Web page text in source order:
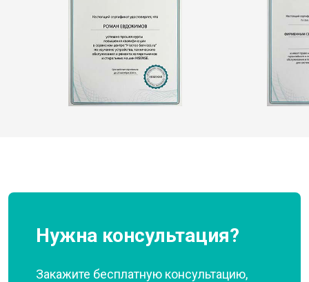
Нужна консультация?
Закажите бесплатную консультацию,